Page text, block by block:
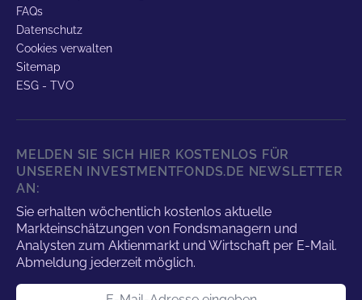
FAQs
Datenschutz
Cookies verwalten
Sitemap
ESG - TVO
MELDEN SIE SICH HIER KOSTENLOS FÜR
UNSEREN INVESTMENTFONDS.DE NEWSLETTER
AN:
Sie erhalten wöchentlich kostenlos aktuelle
Markteinschätzungen von Fondsmanagern und
Analysten zum Aktienmarkt und Wirtschaft per E-Mail.
Abmeldung jederzeit möglich.
E-Mail-Adresse